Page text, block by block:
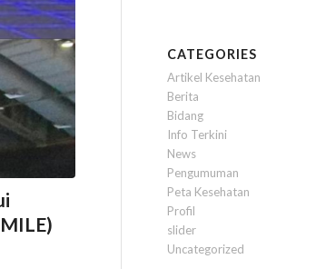
CATEGORIES
Artikel Kesehatan
Berita
Bidang
Info Terkini
News
Pengumuman
Peta Kesehatan
Profil
slider
Uncategorized